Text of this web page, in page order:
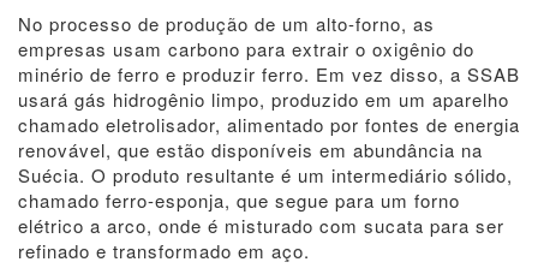
No processo de produção de um alto-forno, as
empresas usam carbono para extrair o oxigênio do
minério de ferro e produzir ferro. Em vez disso, a SSAB
usará gás hidrogênio limpo, produzido em um aparelho
chamado eletrolisador, alimentado por fontes de energia
renovável, que estão disponíveis em abundância na
Suécia. O produto resultante é um intermediário sólido,
chamado ferro-esponja, que segue para um forno
elétrico a arco, onde é misturado com sucata para ser
refinado e transformado em aço.